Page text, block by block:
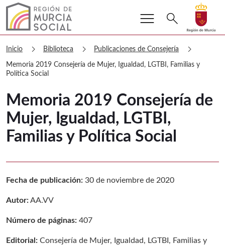
Murcia Social Memoria 2019
Volver a
Ir a
menu Buscar
search
Inicio chevron_right Biblioteca chevron_right Publicaciones de Consejería chevron_right
Memoria 2019 Consejería de Mujer, Igualdad, LGTBI, Familias y
Política Social
Memoria 2019 Consejería de
Mujer, Igualdad, LGTBI,
Familias y Política Social
Fecha de publicación: 30 de noviembre de 2020
Autor:AA.VV
Número de páginas: 407
Editorial: Consejería de Mujer, Igualdad, LGTBI, Familias y